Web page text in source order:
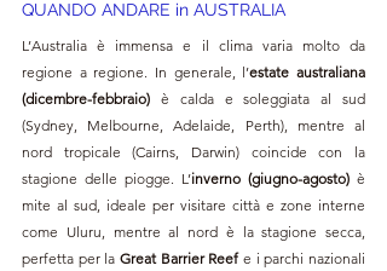
QUANDO ANDARE in AUSTRALIA
L’Australia è immensa e il clima varia molto da
regione a regione. In generale, l’estate australiana
(dicembre-febbraio) è calda e soleggiata al sud
(Sydney, Melbourne, Adelaide, Perth), mentre al
nord tropicale (Cairns, Darwin) coincide con la
stagione delle piogge. L’inverno (giugno-agosto) è
mite al sud, ideale per visitare città e zone interne
come Uluru, mentre al nord è la stagione secca,
perfetta per la Great Barrier Reef e i parchi nazionali